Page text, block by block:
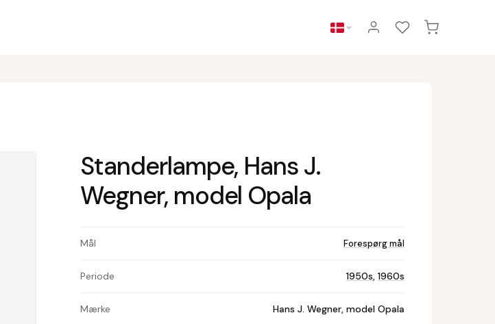
Standerlampe, Hans J.
Wegner, model Opala
Mål Forespørg mål
Periode 1950s, 1960s
Mærke Hans J. Wegner, model Opala